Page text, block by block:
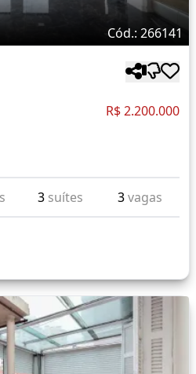
Cód.: 266141
R$ 2.200.000
3 suítes 3vagas